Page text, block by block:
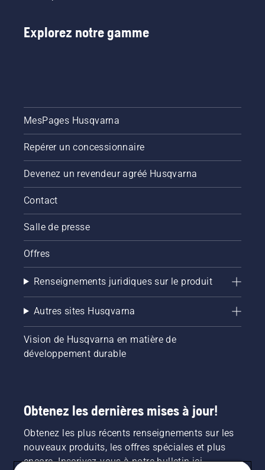
Explorez notre gamme
MesPages Husqvarna
Repérer un concessionnaire
Devenez un revendeur agréé Husqvarna
Contact
Salle de presse
Offres
Renseignements juridiques sur le produit
Autres sites Husqvarna
Vision de Husqvarna en matière de
développement durable
Obtenez les dernières mises à jour!
Obtenez les plus récents renseignements sur les
nouveaux produits, les offres spéciales et plus
encore. Inscrivez-vous à notre bulletin ici.